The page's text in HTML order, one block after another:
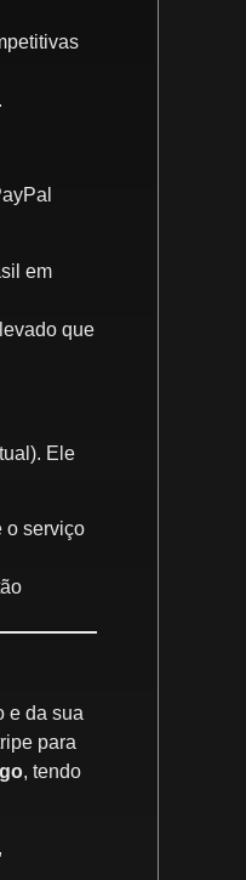
em
que
Ele
o serviço
e da sua
para
, tendo